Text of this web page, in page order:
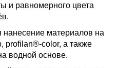
и равномерного цвета
нанесение материалов на
profilan®-color, а также
водной основе.